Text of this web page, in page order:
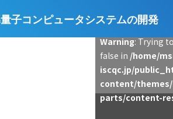
子コンピュータシステムの開発
Warning: Trying
false in /home/
iscqc.jp/
content/
parts/content-